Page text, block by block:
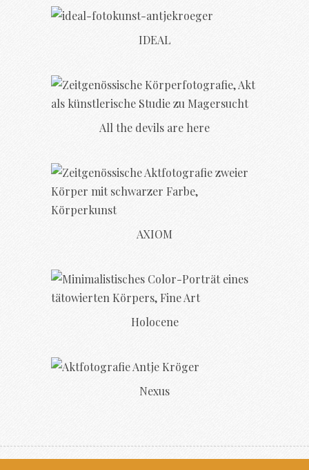
IDEAL
All the devils are here
AXIOM
Holocene
Nexus